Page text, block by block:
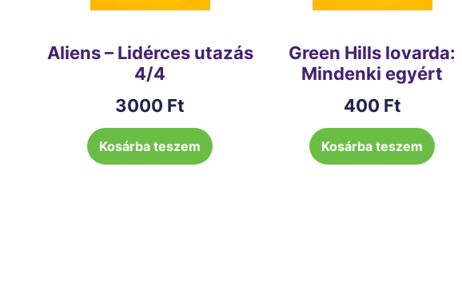
Aliens – Lidérces utazás
4/4
3000 Ft
Kosárba teszem
Green Hills lovarda:
Mindenki egyért
400 Ft
Kosárba teszem